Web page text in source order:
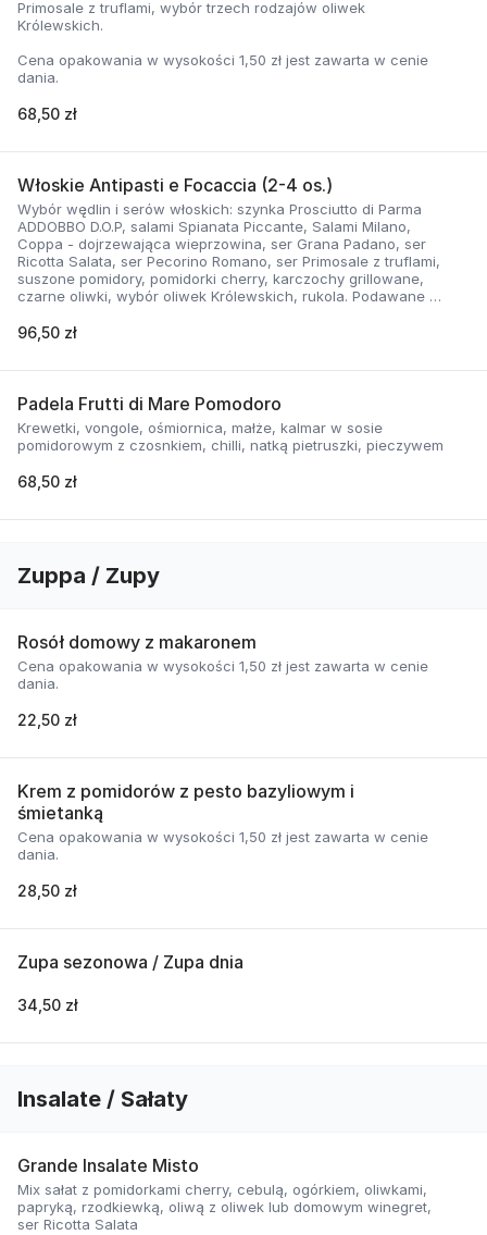
Primosale z truflami, wybór trzech rodzajów oliwek
Królewskich.
Cena opakowania w wysokości 1,50 zł jest zawarta w cenie
dania.
68,50 zł
Włoskie Antipasti e Focaccia (2-4 os.)
Wybór wędlin i serów włoskich: szynka Prosciutto di Parma
ADDOBBO D.O.P, salami Spianata Piccante, Salami Milano,
Coppa - dojrzewająca wieprzowina, ser Grana Padano, ser
Ricotta Salata, ser Pecorino Romano, ser Primosale z truflami,
suszone pomidory, pomidorki cherry, karczochy grillowane,
czarne oliwki, wybór oliwek Królewskich, rukola. Podawane z
96,50 zł
Padela Frutti di Mare Pomodoro
Krewetki, vongole, ośmiornica, małże, kalmar w sosie
pomidorowym z czosnkiem, chilli, natką pietruszki, pieczywem
68,50 zł
Zuppa / Zupy
Rosół domowy z makaronem
Cena opakowania w wysokości 1,50 zł jest zawarta w cenie
dania.
22,50 zł
Krem z pomidorów z pesto bazyliowym i
śmietanką
Cena opakowania w wysokości 1,50 zł jest zawarta w cenie
dania.
28,50 zł
Zupa sezonowa / Zupa dnia
34,50 zł
Insalate / Sałaty
Grande Insalate Misto
Mix sałat z pomidorkami cherry, cebulą, ogórkiem, oliwkami,
papryką, rzodkiewką, oliwą z oliwek lub domowym winegret,
ser Ricotta Salata